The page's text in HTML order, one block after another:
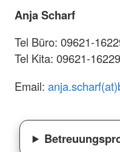
Anja Scharf
Tel Büro: 09621-
Tel Kita: 09621-
Email: